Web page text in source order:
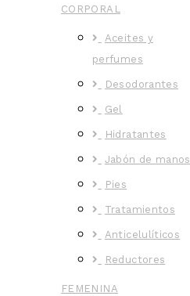
CORPORAL
Aceites y
perfumes
Desodorantes
Gel
Hidratantes
Jabón de manos
Pies
Tratamientos
Anticelulíticos
Reductores
FEMENINA